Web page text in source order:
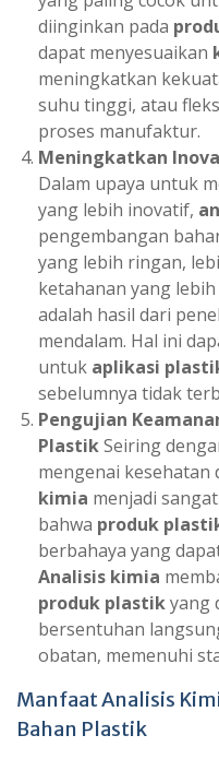
diinginkan pada
dapat menyesuaikan
meningkatkan
suhu tinggi, atau
proses manufaktur.
Meningkatkan
Dalam upaya untuk
yang lebih inovatif,
pengembangan
yang lebih ringan,
ketahanan yang
adalah hasil dari
mendalam. Hal ini
untuk aplikasi
sebelumnya tidak
Pengujian
PlastikSeiring
mengenai kesehatan
kimia menjadi
bahwa produk
berbahaya yang
Analisis kimia
produk plastikyang
bersentuhan
obatan, memenuhi
Manfaat Analisis
Bahan Plastik